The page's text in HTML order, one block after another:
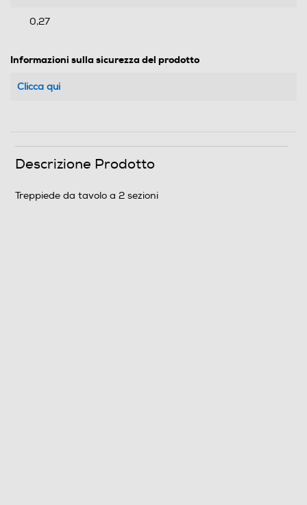
0,27
Informazioni sulla sicurezza del prodotto
Clicca qui
Descrizione Prodotto
Treppiede da tavolo a 2 sezioni